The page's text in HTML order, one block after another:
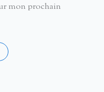
mon prochain